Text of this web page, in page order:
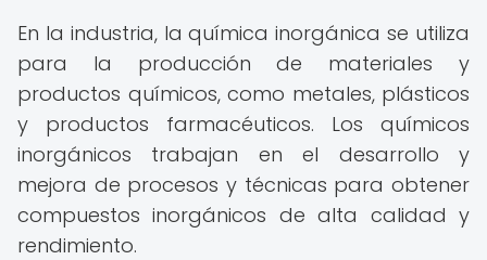
En la industria, la química inorgánica se utiliza
para la producción de materiales y
productos químicos, como metales, plásticos
y productos farmacéuticos. Los químicos
inorgánicos trabajan en el desarrollo y
mejora de procesos y técnicas para obtener
compuestos inorgánicos de alta calidad y
rendimiento.